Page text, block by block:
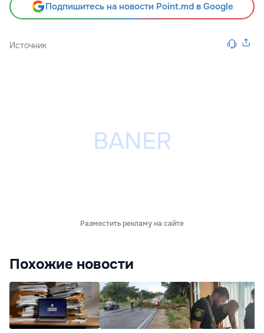
Подпишитесь на новости Point.md в Google
Источник
Разместить рекламу на сайте
Похожие новости